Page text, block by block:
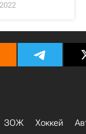
ЗОЖ Хоккей